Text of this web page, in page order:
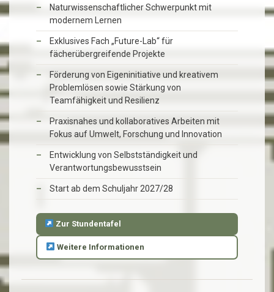
Naturwissenschaftlicher Schwerpunkt mit
modernem Lernen
Exklusives Fach „Future-Lab“ für
fächerübergreifende Projekte
Förderung von Eigeninitiative und kreativem
Problemlösen sowie Stärkung von
Teamfähigkeit und Resilienz
Praxisnahes und kollaboratives Arbeiten mit
Fokus auf Umwelt, Forschung und Innovation
Entwicklung von Selbstständigkeit und
Verantwortungsbewusstsein
Start ab dem Schuljahr 2027/28
Zur Stundentafel
Weitere Informationen